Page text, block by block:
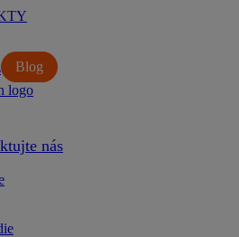
Blog
nás